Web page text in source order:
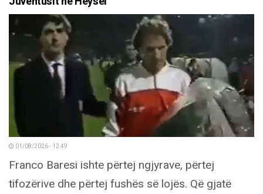
01/08/2026 - 12:49
Franco Baresi ishte përtej ngjyrave, përtej
tifozërive dhe përtej fushës së lojës. Që gjatë